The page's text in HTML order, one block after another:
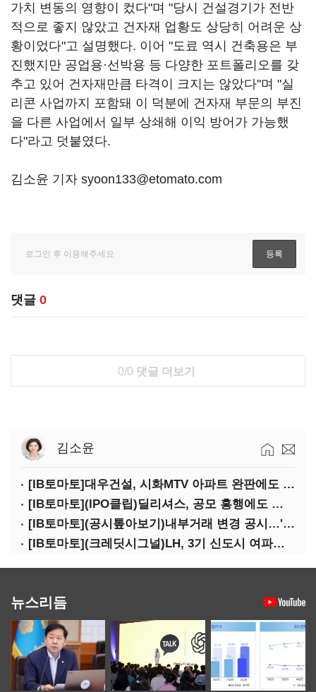
가치 변동의 영향이 컸다"며 "당시 건설경기가 전반
적으로 좋지 않았고 건자재 업황도 상당히 어려운 상
황이었다"고 설명했다. 이어 "도료 역시 건축용은 부
진했지만 공업용·선박용 등 다양한 포트폴리오를 갖
추고 있어 건자재만큼 타격이 크지는 않았다"며 "실
리콘 사업까지 포함돼 이 덕분에 건자재 부문의 부진
을 다른 사업에서 일부 상쇄해 이익 방어가 가능했
다"라고 덧붙였다.
김소윤 기자 syoon133@etomato.com
댓글 0
0/0 댓글 더보기
김소윤
[IB토마토]대우건설, 시화MTV 아파트 완판에도 손실…공사비 회수 난항
[IB토마토](IPO클립)딜리셔스, 공모 흥행에도 락업은 미미…441곳 중 확약 5곳
[IB토마토](공시톺아보기)내부거래 변경 공시…'20% 룰' 뭐길래
[IB토마토](크레딧시그널)LH, 3기 신도시 여파로…차입금 109조까지 확대
뉴스리듬